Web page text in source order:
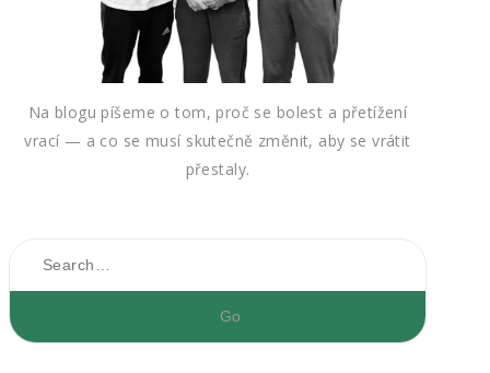
Na blogu píšeme o tom, proč se bolest a přetížení
vrací — a co se musí skutečně změnit, aby se vrátit
přestaly.